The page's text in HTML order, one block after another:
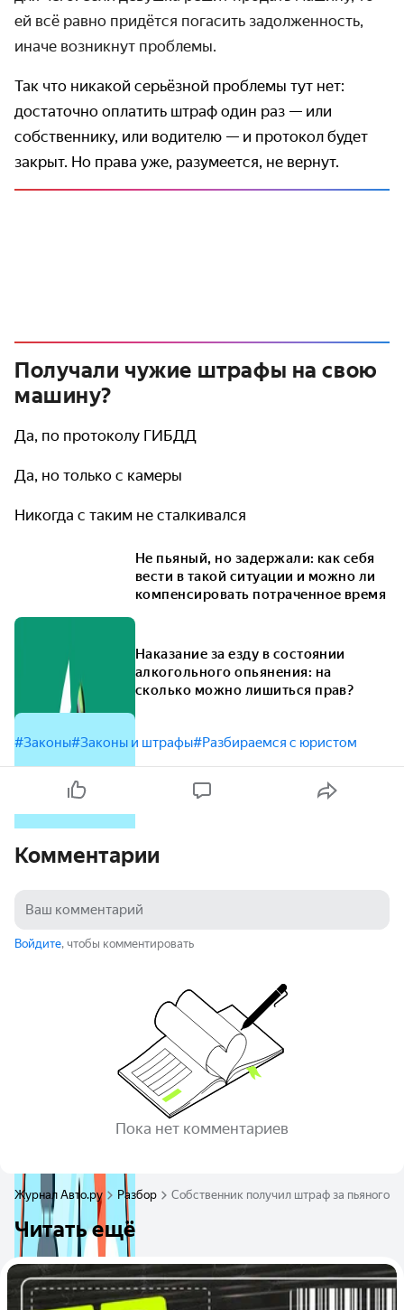
ей всё равно придётся погасить задолженность,
иначе возникнут проблемы.
Так что никакой серьёзной проблемы тут нет:
достаточно оплатить штраф один раз — или
собственнику, или водителю — и протокол будет
закрыт. Но права уже, разумеется, не вернут.
Получали чужие штрафы на свою
машину?
Да, по протоколу ГИБДД
Да, но только с камеры
Никогда с таким не сталкивался
Не пьяный, но задержали: как себя
вести в такой ситуации и можно ли
компенсировать потраченное время
Наказание за езду в состоянии
алкогольного опьянения: на
сколько можно лишиться прав?
#Законы#Законы и штрафы#Разбираемся с юристом
Комментарии
Войдите, чтобы комментировать
Пока нет комментариев
Журнал Авто.ру Разбор Собственник получил штраф за пьяного
Читать ещё